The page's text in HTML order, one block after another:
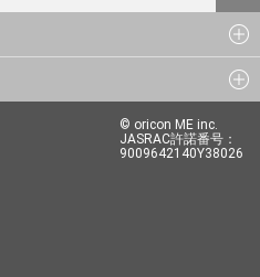
© oricon ME inc.
JASRAC許諾番号：
9009642140Y38026